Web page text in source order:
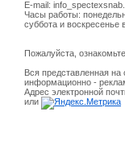
E-mail:
Часы работы:
суббота и воскресенье
Пожалуйста,
Вся представленная
информационно -
Адрес электронной
или